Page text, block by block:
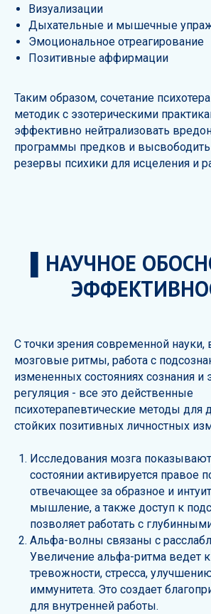
Визуализации
Дыхательные и мышечные
Эмоциональное отреагирование
Позитивные аффирмации
Таким образом, сочетание
методик с эзотерическими
эффективно нейтрализовать
программы предков и
резервы психики для исцеления и
▌НАУЧНОЕ
С точки зрения современной науки,
мозговые ритмы, работа с
измененных состояниях сознания и
регуляция - все это действенные
психотерапевтические методы для
стойких позитивных личностных
Исследования мозга
состоянии активируется правое
отвечающее за образное и
мышление, а также доступ к
позволяет работать с
Альфа-волны связаны с
Увеличение альфа-ритма ведет
тревожности, стресса,
иммунитета. Это создает
для внутренней работы.